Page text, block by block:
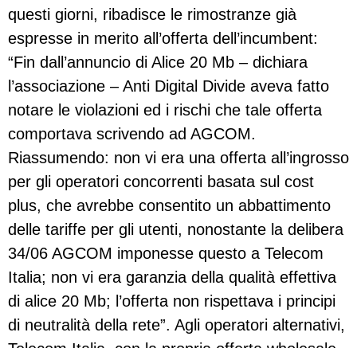
questi giorni, ribadisce le rimostranze già
espresse in merito all’offerta dell’incumbent:
“Fin dall’annuncio di Alice 20 Mb – dichiara
l’associazione – Anti Digital Divide aveva fatto
notare le violazioni ed i rischi che tale offerta
comportava scrivendo ad AGCOM.
Riassumendo: non vi era una offerta all’ingrosso
per gli operatori concorrenti basata sul cost
plus, che avrebbe consentito un abbattimento
delle tariffe per gli utenti, nonostante la delibera
34/06 AGCOM imponesse questo a Telecom
Italia; non vi era garanzia della qualità effettiva
di alice 20 Mb; l’offerta non rispettava i principi
di neutralità della rete”. Agli operatori alternativi,